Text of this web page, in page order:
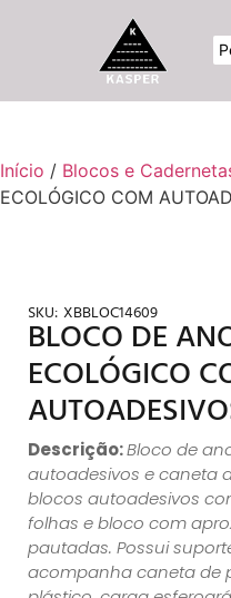
Início / Blocos e
ECOLÓGICO COM
SKU: XBBLOC14609
BLOCO DE
ECOLÓGICO
Descrição:Bloco de
autoadesivos e caneta
blocos autoadesivos
folhas e bloco com
pautadas. Possui
acompanha caneta de